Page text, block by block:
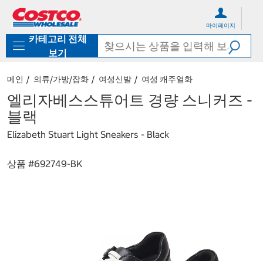
로
기
가
마이페이지
카테고리 전체
보기
메인 의류/가방/잡화 여성신발 여성 캐주얼화
엘리자베스스튜어트 경량 스니커즈 -
블랙
Elizabeth Stuart Light Sneakers - Black
상품 #692749-BK